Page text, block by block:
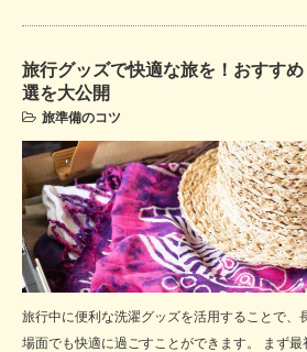
旅行グッズで快適な旅を！おすす
選を大公開
旅準備のコツ
旅行中に便利な洗濯グッズを活用することで、
場面でも快適に過ごすことができます。 まず